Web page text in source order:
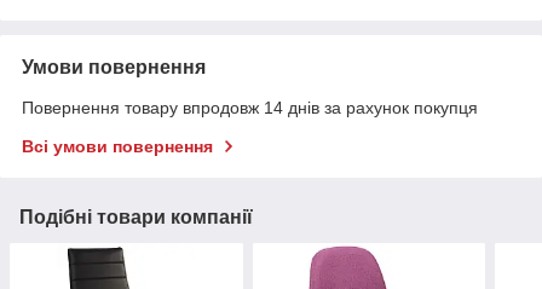
Умови повернення
Повернення товару впродовж 14 днів за рахунок покупця
Всі умови повернення
Подібні товари компанії